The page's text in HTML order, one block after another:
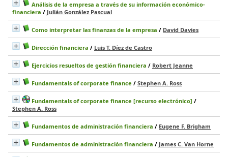
Análisis de la empresa a través de su información económico-
financiera / Julián González Pascual
Como interpretar las finanzas de la empresa / David Davies
Dirección financiera / Luis T. Díez de Castro
Ejercicios resueltos de gestión financiera / Robert Jeanne
Fundamentals of corporate finance / Stephen A. Ross
Fundamentals of corporate finance [recurso electrónico] /
Stephen A. Ross
Fundamentos de administración financiera / Eugene F. Brigham
Fundamentos de administración financiera / James C. Van Horne